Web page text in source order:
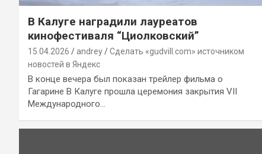
В Калуге наградили лауреатов
кинофестиваля “Циолковский”
15.04.2026 andrey
Сделать «gudvill.com» источником
новостей в Яндекс
В конце вечера был показан трейлер фильма о
Гагарине В Калуге прошла церемония закрытия VII
Международного…